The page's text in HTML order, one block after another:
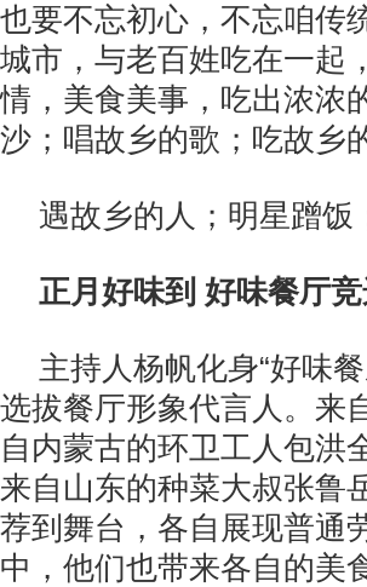
也要不忘初心，不忘咱传
城市，与老百姓吃在一起
情，美食美事，吃出浓浓
沙；唱故乡的歌；吃故乡
遇故乡的人；明星蹭
正月好味到 好味餐厅
主持人杨帆化身“好味
选拔餐厅形象代言人。来
自内蒙古的环卫工人包洪
来自山东的种菜大叔张鲁
荐到舞台，各自展现普通
中，他们也带来各自的美